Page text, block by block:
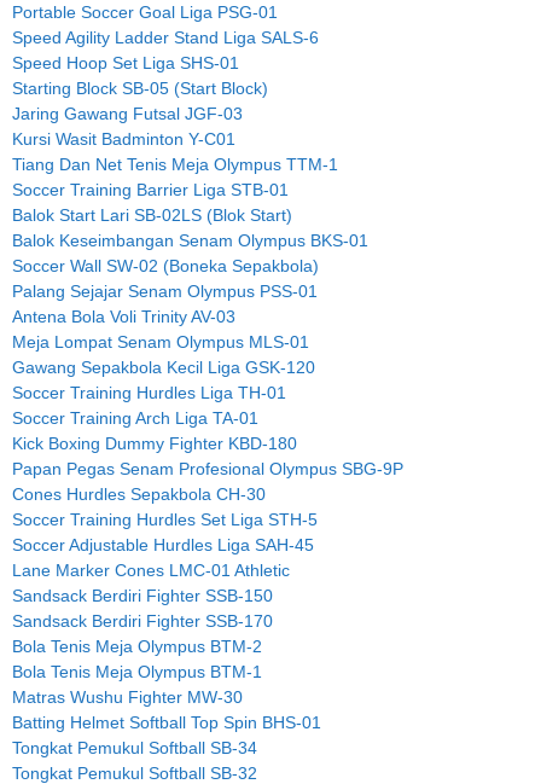
Portable Soccer Goal Liga PSG-01
Speed Agility Ladder Stand Liga SALS-6
Speed Hoop Set Liga SHS-01
Starting Block SB-05 (Start Block)
Jaring Gawang Futsal JGF-03
Kursi Wasit Badminton Y-C01
Tiang Dan Net Tenis Meja Olympus TTM-1
Soccer Training Barrier Liga STB-01
Balok Start Lari SB-02LS (Blok Start)
Balok Keseimbangan Senam Olympus BKS-01
Soccer Wall SW-02 (Boneka Sepakbola)
Palang Sejajar Senam Olympus PSS-01
Antena Bola Voli Trinity AV-03
Meja Lompat Senam Olympus MLS-01
Gawang Sepakbola Kecil Liga GSK-120
Soccer Training Hurdles Liga TH-01
Soccer Training Arch Liga TA-01
Kick Boxing Dummy Fighter KBD-180
Papan Pegas Senam Profesional Olympus SBG-9P
Cones Hurdles Sepakbola CH-30
Soccer Training Hurdles Set Liga STH-5
Soccer Adjustable Hurdles Liga SAH-45
Lane Marker Cones LMC-01 Athletic
Sandsack Berdiri Fighter SSB-150
Sandsack Berdiri Fighter SSB-170
Bola Tenis Meja Olympus BTM-2
Bola Tenis Meja Olympus BTM-1
Matras Wushu Fighter MW-30
Batting Helmet Softball Top Spin BHS-01
Tongkat Pemukul Softball SB-34
Tongkat Pemukul Softball SB-32